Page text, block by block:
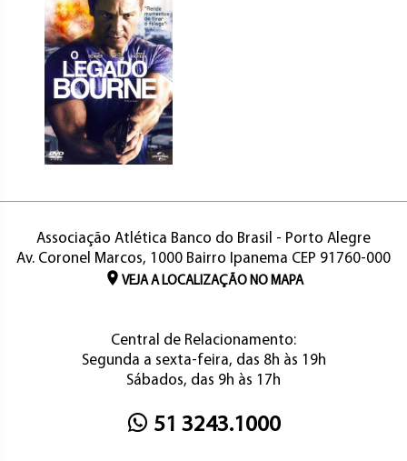
Associação Atlética Banco do Brasil - Porto Alegre
Av. Coronel Marcos, 1000 Bairro Ipanema CEP 91760-000
VEJA A LOCALIZAÇÃO NO MAPA
Central de Relacionamento:
Segunda a sexta-feira, das 8h às 19h
Sábados, das 9h às 17h
51 3243.1000